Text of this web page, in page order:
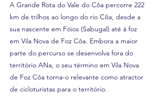
A Grande Rota do Vale do Côa percorre 222
km de trilhos ao longo do rio Côa, desde a
sua nascente em Fóios (Sabugal) até à foz
em Vila Nova de Foz Côa. Embora a maior
parte do percurso se desenvolva fora do
território ANa, o seu término em Vila Nova
de Foz Côa torna-o relevante como atractor
de cicloturistas para o território.